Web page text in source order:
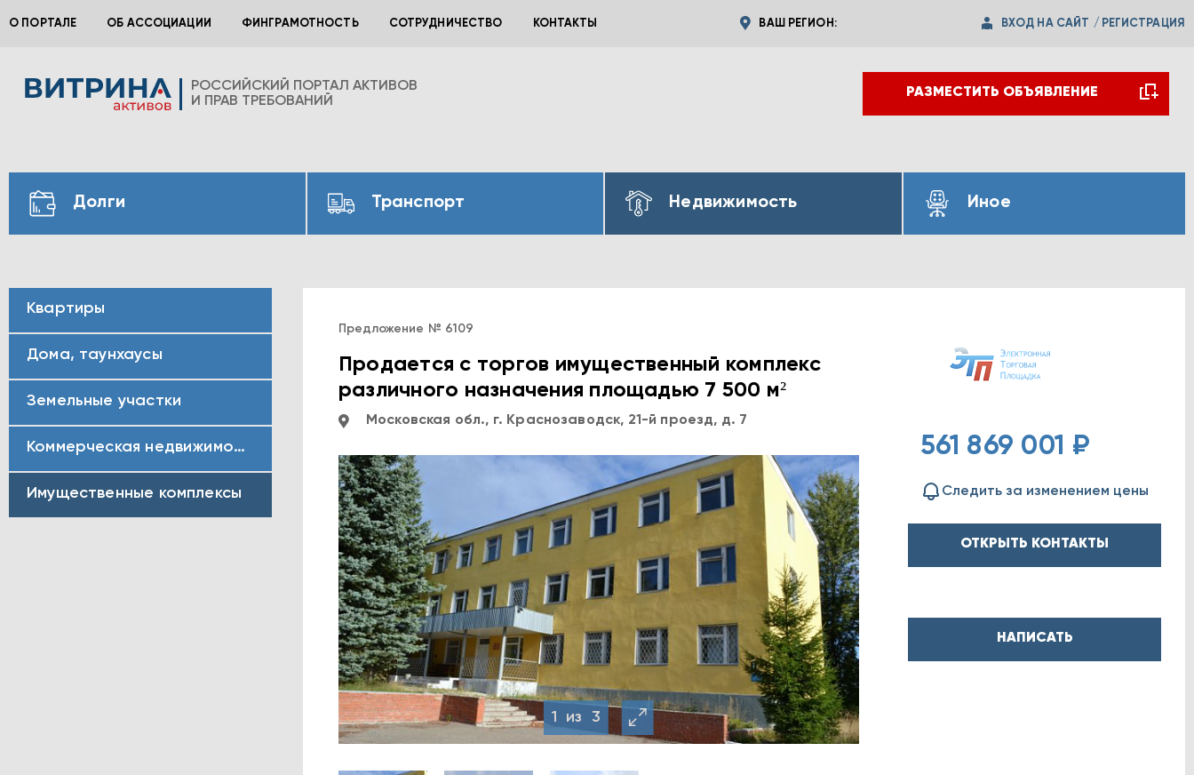
О ПОРТАЛЕ ОБ АССОЦИАЦИИ ФИНГРАМОТНОСТЬ СОТРУДНИЧЕСТВО КОНТАКТЫ ВАШ РЕГИОН: ВХОД НА САЙТ / РЕГИСТРАЦИЯ
РОССИЙСКИЙ ПОРТАЛ АКТИВОВ
И ПРАВ ТРЕБОВАНИЙ
РАЗМЕСТИТЬ ОБЪЯВЛЕНИЕ
Долги Транспорт Недвижимость Иное
Квартиры
Дома, таунхаусы
Земельные участки
Коммерческая недвижимость
Имущественные комплексы
Предложение № 6109
Продается с торгов имущественный комплекс
различного назначения площадью 7 500 м²
Московская обл., г. Краснозаводск, 21-й проезд, д. 7
1 из 3
561 869 001 ₽
Следить за изменением цены
ОТКРЫТЬ КОНТАКТЫ
НАПИСАТЬ